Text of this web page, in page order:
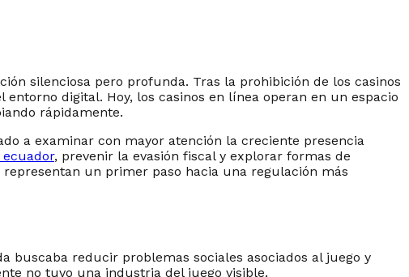
silenciosa pero profunda. Tras la prohibición de los casinos
digital. Hoy, los casinos en línea operan en un espacio
rápidamente.
a examinar con mayor atención la creciente presencia
ecuador, prevenir la evasión fiscal y explorar formas de
un primer paso hacia una regulación más
buscaba reducir problemas sociales asociados al juego y
no tuvo una industria del juego visible.